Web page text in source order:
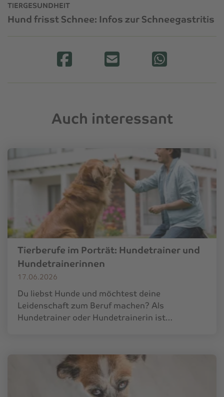
TIERGESUNDHEIT
Hund frisst Schnee: Infos zur Schneegastritis
Auch interessant
Tierberufe im Porträt: Hundetrainer und
Hundetrainerinnen
17.06.2026
Du liebst Hunde und möchtest deine
Leidenschaft zum Beruf machen? Als
Hundetrainer oder Hundetrainerin ist…